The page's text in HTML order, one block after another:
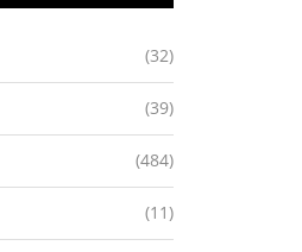
(32)
(39)
(484)
(11)